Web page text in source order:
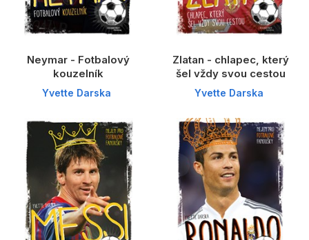
Neymar - Fotbalový
kouzelník
Yvette Darska
Zlatan - chlapec, který
šel vždy svou cestou
Yvette Darska